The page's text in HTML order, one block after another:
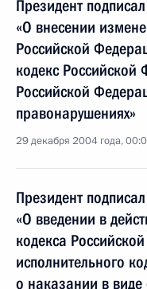
Президент
«О внесении
Российской
кодекс Российской
Российской
правонарушениях»
29 декабря 2004 года,
Президент
«О введении в
кодекса
исполнительного
о наказании в виде